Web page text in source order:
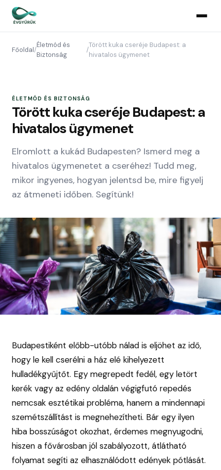
Főoldal/
Életmód és
Biztonság
/
Törött kuka cseréje Budapest: a
hivatalos ügymenet
ÉLETMÓD ÉS BIZTONSÁG
Törött kuka cseréje Budapest: a
hivatalos ügymenet
Elromlott a kukád Budapesten? Ismerd meg a
hivatalos ügymenetet a cseréhez! Tudd meg,
mikor ingyenes, hogyan jelentsd be, mire figyelj
az átmeneti időben. Segítünk!
Budapestiként előbb-utóbb nálad is eljöhet az idő,
hogy le kell cserélni a ház elé kihelyezett
hulladékgyűjtőt. Egy megrepedt fedél, egy letört
kerék vagy az edény oldalán végigfutó repedés
nemcsak esztétikai probléma, hanem a mindennapi
szemétszállítást is megnehezítheti. Bár egy ilyen
hiba bosszúságot okozhat, érdemes megnyugodni,
hiszen a fővárosban jól szabályozott, átlátható
folyamat segíti az elhasználódott edények pótlását.